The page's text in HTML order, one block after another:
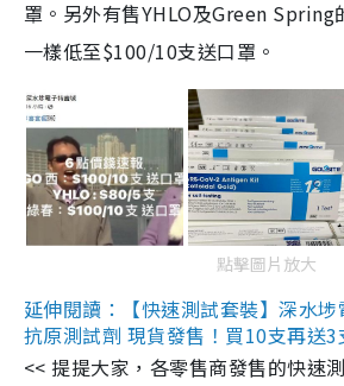
罩。另外有售YHLO及Green Spring
一樣低至$100/10支送口罩。
點擊圖片放大
延伸閱讀：【快速測試套裝】深水
抗原測試劑 現貨發售！買10支再送3
<< 提提大家，各零售商發售的快速